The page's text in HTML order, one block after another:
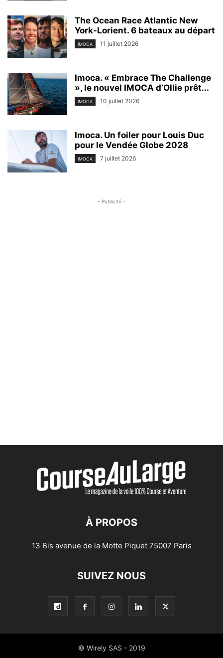
The Ocean Race Atlantic New
York-Lorient. 6 bateaux au départ
IMOCA 11 juillet 2026
Imoca. « Embrace The Challenge
», le nouvel IMOCA d’Ollie prêt...
IMOCA 10 juillet 2026
Imoca. Un foiler pour Louis Duc
pour le Vendée Globe 2028
IMOCA 7 juillet 2026
- Publicité -
À PROPOS
13 Bis avenue de la Motte Piquet 75007 Paris
SUIVEZ NOUS
© Wirely SAS - 2019